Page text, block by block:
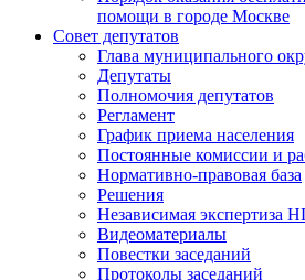
помощи в городе Москве
Совет депутатов
Глава муниципального
Депутаты
Полномочия депутатов
Регламент
График приема населения
Постоянные комиссии и
Нормативно-правовая база
Решения
Независимая экспертиза
Видеоматериалы
Повестки заседаний
Протоколы заседаний